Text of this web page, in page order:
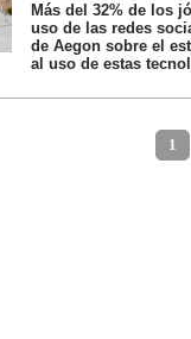
Más del 32% de los
uso de las redes
de Aegon sobre el
al uso de estas
1